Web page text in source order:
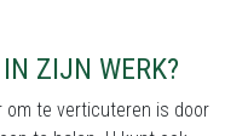
ZIJN WERK?
om te verticuteren is door